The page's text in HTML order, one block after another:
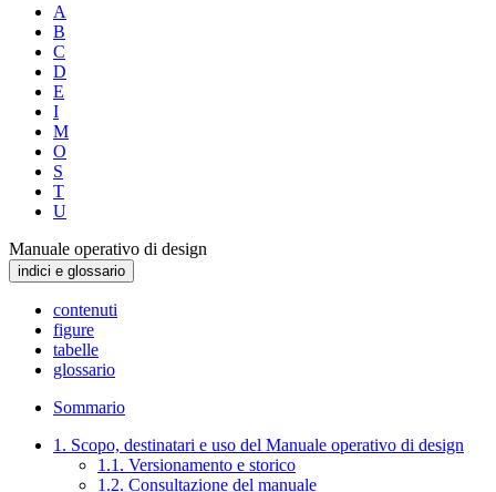
A
B
C
D
E
I
M
O
S
T
U
Manuale operativo di design
indici e glossario
contenuti
figure
tabelle
glossario
Sommario
1. Scopo, destinatari e uso del Manuale operativo di design
1.1. Versionamento e storico
1.2. Consultazione del manuale